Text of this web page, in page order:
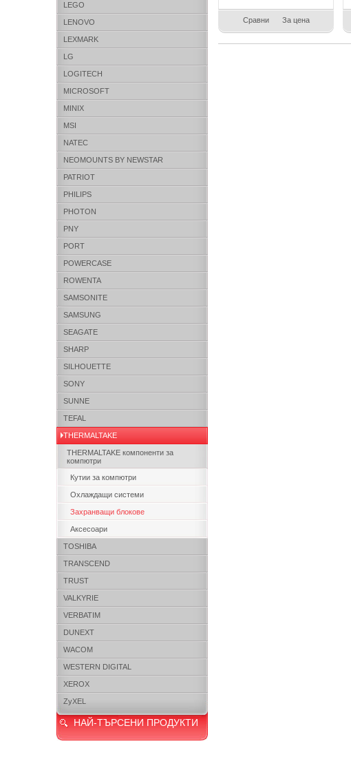
LEGO
LENOVO
LEXMARK
LG
LOGITECH
MICROSOFT
MINIX
MSI
NATEC
NEOMOUNTS BY NEWSTAR
PATRIOT
PHILIPS
PHOTON
PNY
PORT
POWERCASE
ROWENTA
SAMSONITE
SAMSUNG
SEAGATE
SHARP
SILHOUETTE
SONY
SUNNE
TEFAL
THERMALTAKE
THERMALTAKE компоненти за
компютри
Кутии за компютри
Охлаждащи системи
Захранващи блокове
Аксесоари
TOSHIBA
TRANSCEND
TRUST
VALKYRIE
VERBATIM
DUNEXT
WACOM
WESTERN DIGITAL
XEROX
ZyXEL
НАЙ-ТЪРСЕНИ ПРОДУКТИ
Сравни За цена